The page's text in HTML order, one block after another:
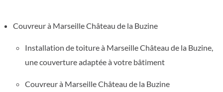
Couvreur à Marseille Château de la Buzine
Installation de toiture à Marseille Château de la Buzine,
une couverture adaptée à votre bâtiment
Couvreur à Marseille Château de la Buzine